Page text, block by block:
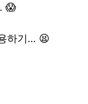
😱
하기… 😫